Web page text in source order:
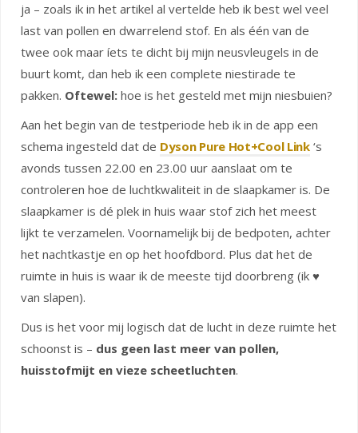
ja – zoals ik in het artikel al vertelde heb ik best wel veel
last van pollen en dwarrelend stof. En als één van de
twee ook maar íets te dicht bij mijn neusvleugels in de
buurt komt, dan heb ik een complete niestirade te
pakken. Oftewel: hoe is het gesteld met mijn niesbuien?
Aan het begin van de testperiode heb ik in de app een
schema ingesteld dat de Dyson Pure Hot+Cool Link‘s
avonds tussen 22.00 en 23.00 uur aanslaat om te
controleren hoe de luchtkwaliteit in de slaapkamer is. De
slaapkamer is dé plek in huis waar stof zich het meest
lijkt te verzamelen. Voornamelijk bij de bedpoten, achter
het nachtkastje en op het hoofdbord. Plus dat het de
ruimte in huis is waar ik de meeste tijd doorbreng (ik ♥️
van slapen).
Dus is het voor mij logisch dat de lucht in deze ruimte het
schoonst is – dus geen last meer van pollen,
huisstofmijt en vieze scheetluchten.